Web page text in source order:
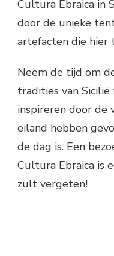
Cultura Ebraica in
door de unieke
artefacten die hier
Neem de tijd om
tradities van
inspireren door de
eiland hebben
de dag is. Een
Cultura Ebraica is
zult vergeten!